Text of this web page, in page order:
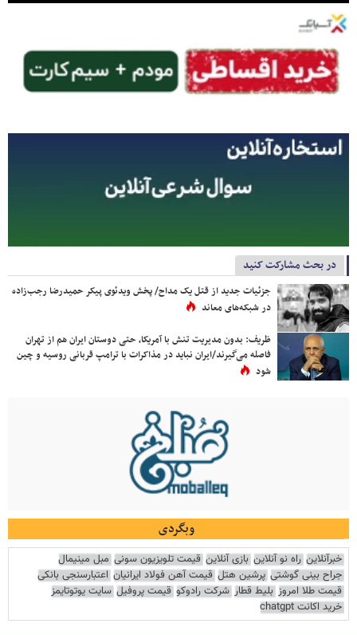
در بحث مشارکت کنید
جزئیات جدید از قتل یک مداح/ پخش ویدئوی پیکر حمیدرضا رجب‌زاده
در شبکه‌های معاند
ظریف: بدون مدیریت تنش با آمریکا، حتی دوستان ایران هم از تهران
فاصله می‌گیرند/ایران نباید در مذاکرات با ترامپ قربانی روسیه و چین
شود
وبگردی
خبرآنلاین راه نو آنلاین بازی آنلاین قیمت تلویزیون سونی مبل مینیمال
جراح بینی گوشتی پرشین هتل قیمت آهن فولاد ایرانیان اعتبارسنجی بانکی
قیمت طلا امروز بلیط قطار شرکت رادوکو قیمت پروفیل سایت یوتوتایمز
خرید اکانت chatgpt